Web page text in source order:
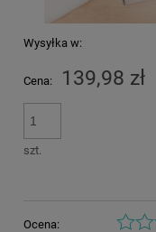
Wysyłka w:
Cena: 139,98 zł
szt.
Ocena: